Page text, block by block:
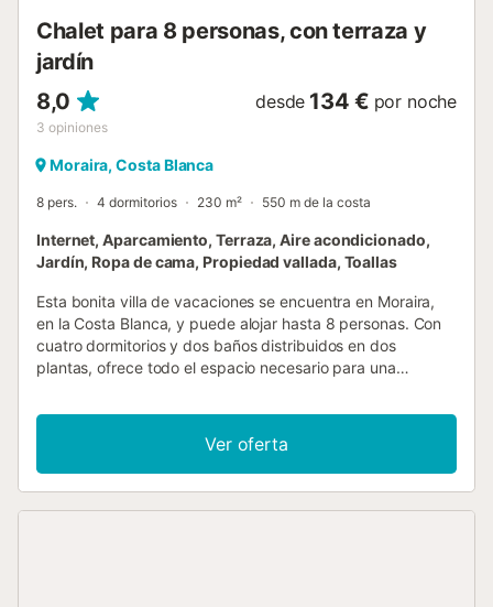
Chalet para 8 personas, con terraza y
jardín
8,0
3 opiniones
desde 134 € por noche
Moraira, Costa Blanca
8 pers. 4 dormitorios 230 m² 550 m de la costa
Internet, Aparcamiento, Terraza, Aire acondicionado,
Jardín, Ropa de cama, Propiedad vallada, Toallas
Esta bonita villa de vacaciones se encuentra en Moraira,
en la Costa Blanca, y puede alojar hasta 8 personas. Con
cuatro dormitorios y dos baños distribuidos en dos
plantas, ofrece todo el espacio necesario para una
cuenta con un amplio salón-comedor con televisión por
satélite y terrestre, una cocina independiente totalmente
equipada con vitrocerámica y lavavajillas, y acceso a una
terraza cubierta y a la piscina. También hay dos
Ver oferta